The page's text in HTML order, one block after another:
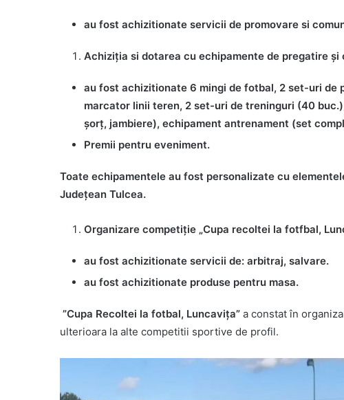
au fost achizitionate servicii de promovare si
Achiziția si dotarea cu echipamente de pregatire și
au fost achizitionate 6 mingi de fotbal, 2 set-uri de
marcator linii teren, 2 set-uri de treninguri (40
șorț, jambiere), echipament antrenament (set
Premii pentru eveniment.
Toate echipamentele au fost personalizate cu
Județean Tulcea.
Organizare competiție „Cupa recoltei la fotfbal,
au fost achizitionate servicii de: arbitraj, salvare.
au fost achizitionate produse pentru masa.
”Cupa Recoltei la fotbal, Luncavița” a constat în
ulterioara la alte competitii sportive de profil.